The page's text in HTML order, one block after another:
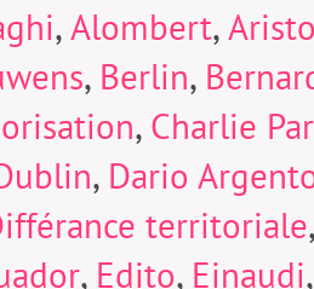
,Alombert,
, Berlin,
, Charlie
, Dario
territoriale
, Edito, Einaudi